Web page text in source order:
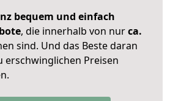
bequem und einfach
, die innerhalb von nurca.
sind. Und das Beste daran
erschwinglichen Preisen